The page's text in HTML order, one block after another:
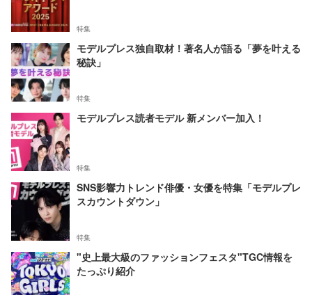
特集
モデルプレス独自取材！著名人が語る「夢を叶える
秘訣」
特集
モデルプレス読者モデル 新メンバー加入！
特集
SNS影響力トレンド俳優・女優を特集「モデルプレ
スカウントダウン」
特集
"史上最大級のファッションフェスタ"TGC情報を
たっぷり紹介